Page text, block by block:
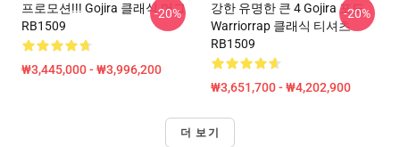
프로모션!!! Gojira 클래식 머그
RB1509
₩3,445,000 - ₩3,996,200
-20%
강한 유명한 큰 4 Gojira 포도
Warriorrap 클래식 티셔츠
RB1509
₩3,651,700 - ₩4,202,900
-20%
더 보기